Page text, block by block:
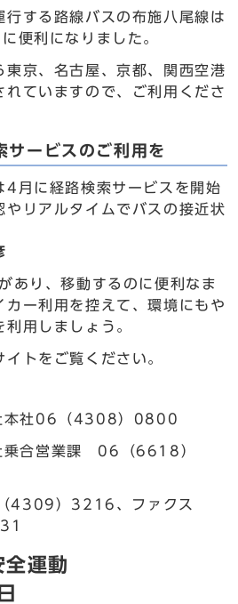
行する路線バスの布施八尾線は
便利になりました。
東京、名古屋、京都、関西空港
れていますので、ご利用くださ
ービスのご利用を
4月に経路検索サービスを開始
やリアルタイムでバスの接近状
あり、移動するのに便利なま
カー利用を控えて、環境にもや
用しましょう。
トをご覧ください。
本社06（4308）0800
乗合営業課 06（6618）
4309）3216、ファクス
運動